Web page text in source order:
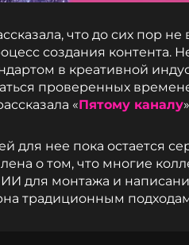
что до сих пор не
создания контента.
в креативной
проверенных
«Пятому каналу
для нее пока остается
о том, что многие
для монтажа и
традиционным